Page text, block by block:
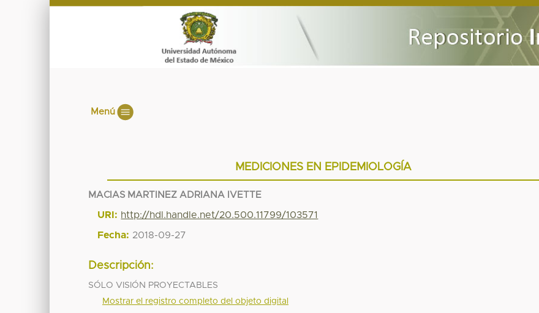
Menú
MEDICIONES EN EPIDEMIOLOGÍA
MACIAS MARTINEZ ADRIANA IVETTE
URI: http://hdl.handle.net/20.500.11799/103571
Fecha: 2018-09-27
Descripción:
SÓLO VISIÓN PROYECTABLES
Mostrar el registro completo del objeto digital